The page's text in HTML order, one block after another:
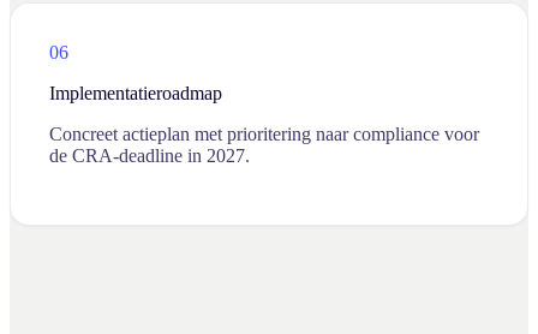
06
Implementatieroadmap
Concreet actieplan met prioritering naar compliance voor
de CRA-deadline in 2027.